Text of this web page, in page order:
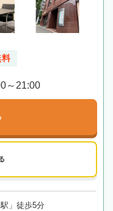
料
～21:00
」徒歩5分